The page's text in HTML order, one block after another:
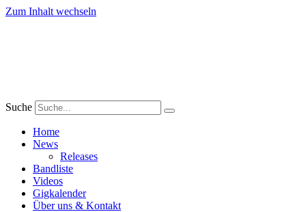
Zum Inhalt wechseln
Suche
Home
News
Releases
Bandliste
Videos
Gigkalender
Über uns & Kontakt